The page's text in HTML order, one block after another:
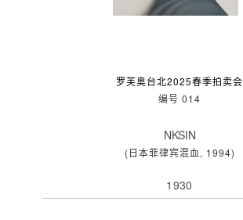
罗芙奥台北2025春季拍卖会
编号 014
NKSIN
(日本菲律宾混血, 1994)
1930